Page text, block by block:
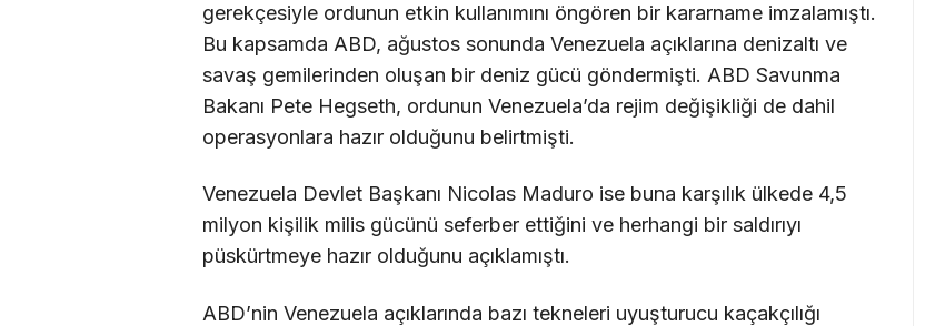
gerekçesiyle ordunun etkin kullanımını öngören bir kararname imzalamıştı.
Bu kapsamda ABD, ağustos sonunda Venezuela açıklarına denizaltı ve
savaş gemilerinden oluşan bir deniz gücü göndermişti. ABD Savunma
Bakanı Pete Hegseth, ordunun Venezuela’da rejim değişikliği de dahil
operasyonlara hazır olduğunu belirtmişti.
Venezuela Devlet Başkanı Nicolas Maduro ise buna karşılık ülkede 4,5
milyon kişilik milis gücünü seferber ettiğini ve herhangi bir saldırıyı
püskürtmeye hazır olduğunu açıklamıştı.
ABD’nin Venezuela açıklarında bazı tekneleri uyuşturucu kaçakçılığı